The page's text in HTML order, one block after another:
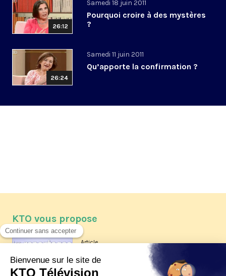
26:12
Samedi 18 juin 2011
Pourquoi croire à des mystères
?
26:24
Samedi 11 juin 2011
Qu’apporte la confirmation ?
KTO vous propose
Article
Les reportages d'été 2026 de KTO